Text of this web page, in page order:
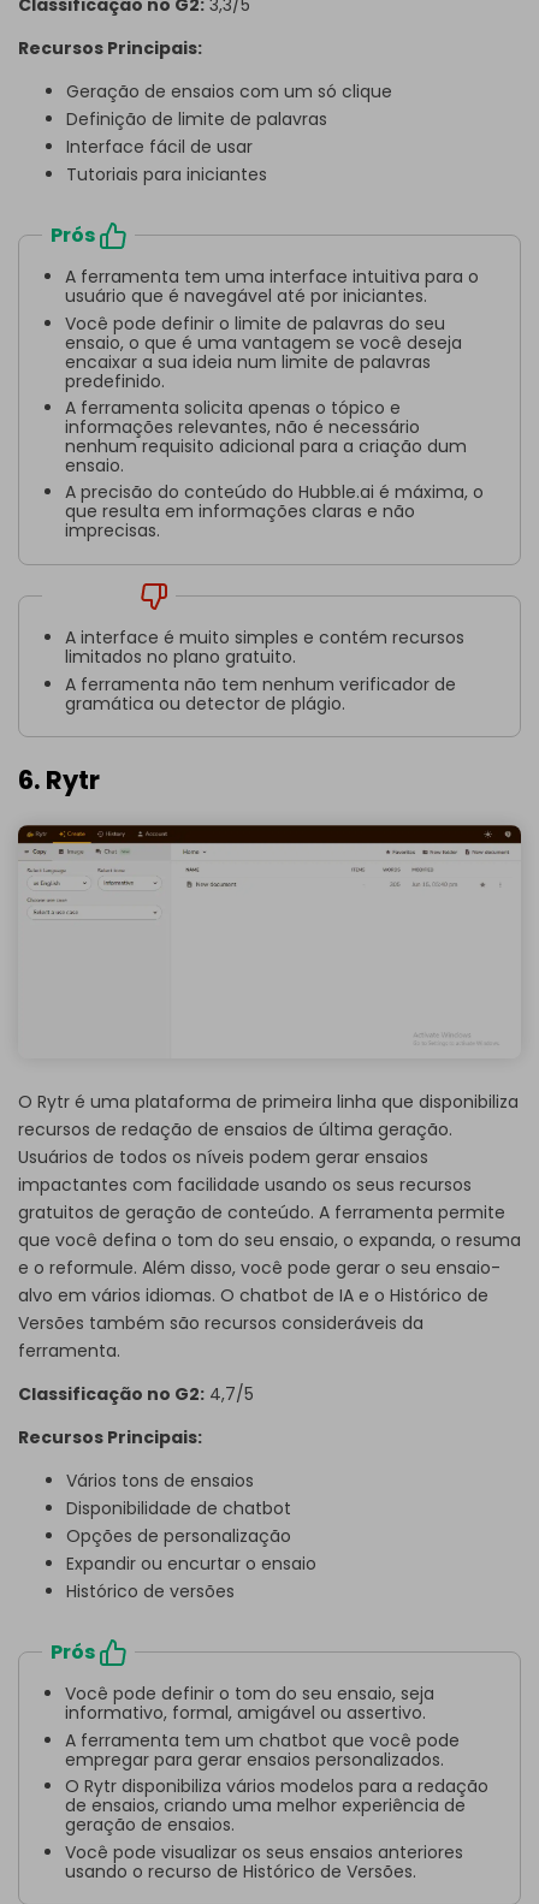
Recursos Principais:
Geração de ensaios com um só clique
Definição de limite de palavras
Interface fácil de usar
Tutoriais para iniciantes
Prós
A ferramenta tem uma interface intuitiva para o
usuário que é navegável até por iniciantes.
Você pode definir o limite de palavras do seu
ensaio, o que é uma vantagem se você deseja
encaixar a sua ideia num limite de palavras
predefinido.
A ferramenta solicita apenas o tópico e
informações relevantes, não é necessário
nenhum requisito adicional para a criação dum
ensaio.
A precisão do conteúdo do Hubble.ai é máxima, o
que resulta em informações claras e não
imprecisas.
A interface é muito simples e contém recursos
limitados no plano gratuito.
A ferramenta não tem nenhum verificador de
gramática ou detector de plágio.
6. Rytr
O Rytr é uma plataforma de primeira linha que disponibiliza
recursos de redação de ensaios de última geração.
Usuários de todos os níveis podem gerar ensaios
impactantes com facilidade usando os seus recursos
gratuitos de geração de conteúdo. A ferramenta permite
que você defina o tom do seu ensaio, o expanda, o resuma
e o reformule. Além disso, você pode gerar o seu ensaio-
alvo em vários idiomas. O chatbot de IA e o Histórico de
Versões também são recursos consideráveis da
ferramenta.
Classificação no G2: 4,7/5
Recursos Principais:
Vários tons de ensaios
Disponibilidade de chatbot
Opções de personalização
Expandir ou encurtar o ensaio
Histórico de versões
Prós
Você pode definir o tom do seu ensaio, seja
informativo, formal, amigável ou assertivo.
A ferramenta tem um chatbot que você pode
empregar para gerar ensaios personalizados.
O Rytr disponibiliza vários modelos para a redação
de ensaios, criando uma melhor experiência de
geração de ensaios.
Você pode visualizar os seus ensaios anteriores
usando o recurso de Histórico de Versões.